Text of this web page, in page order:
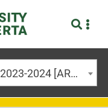
University of Alberta Calendar 2023-2024 [ARCHIVED CALENDAR]